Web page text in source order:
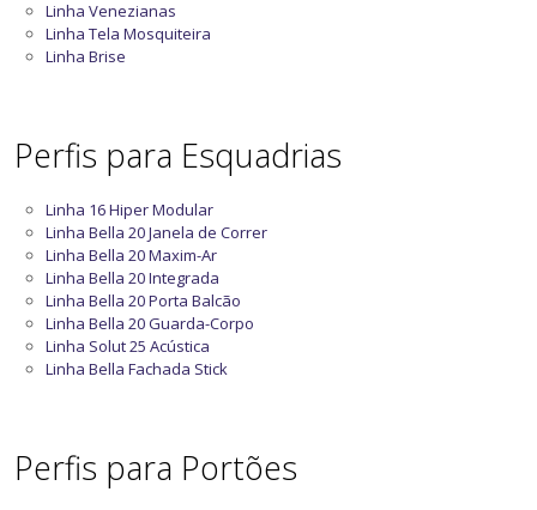
Linha Venezianas
Linha Tela Mosquiteira
Linha Brise
Perfis para Esquadrias
Linha 16 Hiper Modular
Linha Bella 20 Janela de Correr
Linha Bella 20 Maxim-Ar
Linha Bella 20 Integrada
Linha Bella 20 Porta Balcão
Linha Bella 20 Guarda-Corpo
Linha Solut 25 Acústica
Linha Bella Fachada Stick
Perfis para Portões